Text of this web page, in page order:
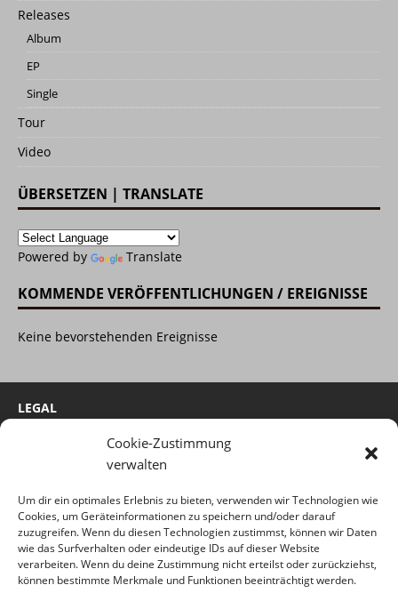
Cookie-Zustimmung
verwalten
Um dir ein optimales Erlebnis zu bieten, verwenden wir Technologien wie
Cookies, um Geräteinformationen zu speichern und/oder darauf
zuzugreifen. Wenn du diesen Technologien zustimmst, können wir Daten
wie das Surfverhalten oder eindeutige IDs auf dieser Website
verarbeiten. Wenn du deine Zustimmung nicht erteilst oder zurückziehst,
können bestimmte Merkmale und Funktionen beeinträchtigt werden.
Releases
Album
EP
Single
Tour
Video
ÜBERSETZEN | TRANSLATE
Powered by Translate
KOMMENDE VERÖFFENTLICHUNGEN / EREIGNISSE
Keine bevorstehenden Ereignisse
LEGAL
Haftungsausschluss
Datenschutzerklärung
(c) 2022 by Time-Hunter